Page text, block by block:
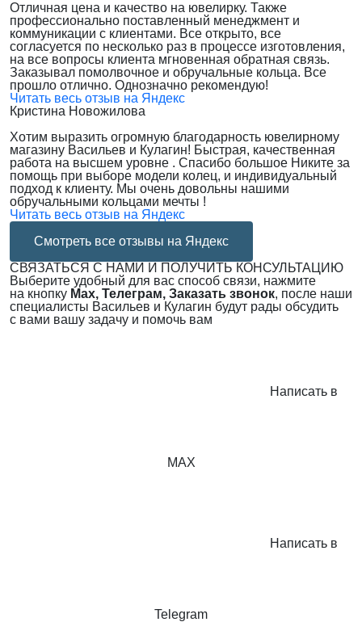
Отличная цена и качество на ювелирку. Также
профессионально поставленный менеджмент и
коммуникации с клиентами. Все открыто, все
согласуется по несколько раз в процессе изготовления,
на все вопросы клиента мгновенная обратная связь.
Заказывал помолвочное и обручальные кольца. Все
прошло отлично. Однозначно рекомендую!
Читать весь отзыв на Яндекс
Кристина Новожилова
Хотим выразить огромную благодарность ювелирному
магазину Васильев и Кулагин! Быстрая, качественная
работа на высшем уровне . Спасибо большое Никите за
помощь при выборе модели колец, и индивидуальный
подход к клиенту. Мы очень довольны нашими
обручальными кольцами мечты !
Читать весь отзыв на Яндекс
Смотреть все отзывы на Яндекс
СВЯЗАТЬСЯ С НАМИ И ПОЛУЧИТЬ КОНСУЛЬТАЦИЮ
Выберите удобный для вас способ связи, нажмите
на кнопку Max, Телеграм, Заказать звонок, после наши
специалисты Васильев и Кулагин будут рады обсудить
с вами вашу задачу и помочь вам
Написать в
MAX
Написать в
Telegram